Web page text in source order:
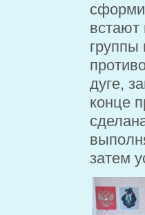
встают
группы
дуге,
конце
затем